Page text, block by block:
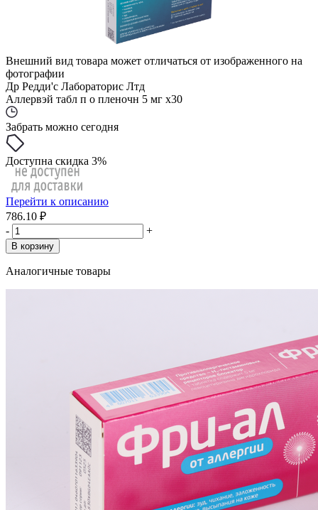
Внешний вид товара может отличаться от изображенного на
фотографии
Др Редди'с Лабораторис Лтд
Аллервэй табл п о пленочн 5 мг x30
Забрать можно сегодня
Доступна скидка 3%
Перейти к описанию
786.10 ₽
-
+
В корзину
Аналогичные товары